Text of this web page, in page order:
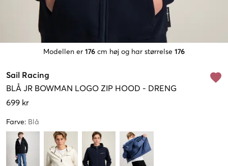
Modellen er 176 cm høj og har størrelse 176
Sail Racing
BLÅ JR BOWMAN LOGO ZIP HOOD - DRENG
699 kr
Farve: Blå